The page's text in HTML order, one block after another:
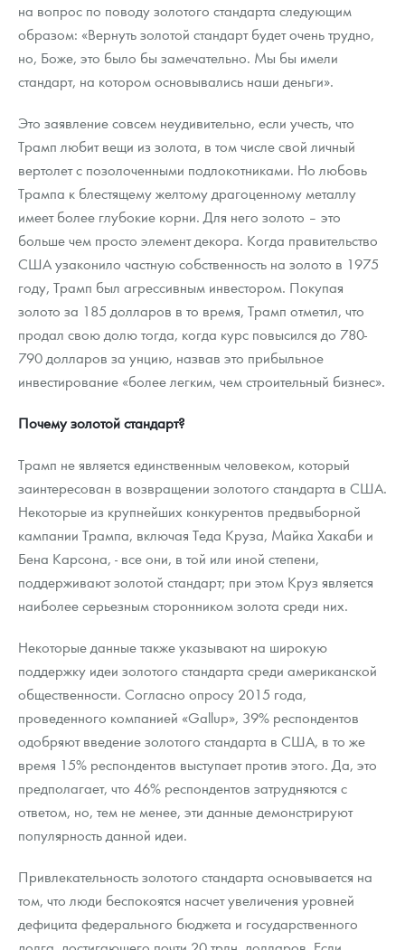
на вопрос по поводу золотого стандарта следующим
образом: «Вернуть золотой стандарт будет очень трудно,
но, Боже, это было бы замечательно. Мы бы имели
стандарт, на котором основывались наши деньги».
Это заявление совсем неудивительно, если учесть, что
Трамп любит вещи из золота, в том числе свой личный
вертолет с позолоченными подлокотниками. Но любовь
Трампа к блестящему желтому драгоценному металлу
имеет более глубокие корни. Для него золото – это
больше чем просто элемент декора. Когда правительство
США узаконило частную собственность на золото в 1975
году, Трамп был агрессивным инвестором. Покупая
золото за 185 долларов в то время, Трамп отметил, что
продал свою долю тогда, когда курс повысился до 780-
790 долларов за унцию, назвав это прибыльное
инвестирование «более легким, чем строительный бизнес».
Почему золотой стандарт?
Трамп не является единственным человеком, который
заинтересован в возвращении золотого стандарта в США.
Некоторые из крупнейших конкурентов предвыборной
кампании Трампа, включая Теда Круза, Майка Хакаби и
Бена Карсона, - все они, в той или иной степени,
поддерживают золотой стандарт; при этом Круз является
наиболее серьезным сторонником золота среди них.
Некоторые данные также указывают на широкую
поддержку идеи золотого стандарта среди американской
общественности. Согласно опросу 2015 года,
проведенного компанией «Gallup», 39% респондентов
одобряют введение золотого стандарта в США, в то же
время 15% респондентов выступает против этого. Да, это
предполагает, что 46% респондентов затрудняются с
ответом, но, тем не менее, эти данные демонстрируют
популярность данной идеи.
Привлекательность золотого стандарта основывается на
том, что люди беспокоятся насчет увеличения уровней
дефицита федерального бюджета и государственного